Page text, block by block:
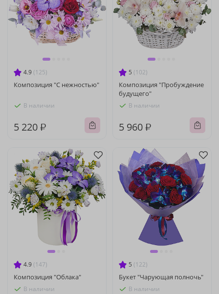
4.9 (125)
Композиция "С нежностью"
В наличии
5 220 ₽
5 (102)
Композиция "Пробуждение
будущего"
В наличии
5 960 ₽
4.9 (147)
Композиция "Облака"
В наличии
5 (122)
Букет "Чарующая полночь"
В наличии